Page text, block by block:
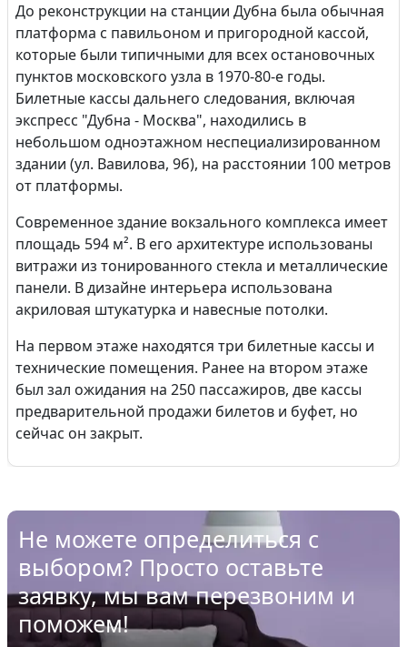
До реконструкции на станции Дубна была обычная
платформа с павильоном и пригородной кассой,
которые были типичными для всех остановочных
пунктов московского узла в 1970-80-е годы.
Билетные кассы дальнего следования, включая
экспресс "Дубна - Москва", находились в
небольшом одноэтажном неспециализированном
здании (ул. Вавилова, 9б), на расстоянии 100 метров
от платформы.
Современное здание вокзального комплекса имеет
площадь 594 м². В его архитектуре использованы
витражи из тонированного стекла и металлические
панели. В дизайне интерьера использована
акриловая штукатурка и навесные потолки.
На первом этаже находятся три билетные кассы и
технические помещения. Ранее на втором этаже
был зал ожидания на 250 пассажиров, две кассы
предварительной продажи билетов и буфет, но
сейчас он закрыт.
Не можете определиться с
выбором? Просто оставьте
заявку, мы вам перезвоним и
поможем!